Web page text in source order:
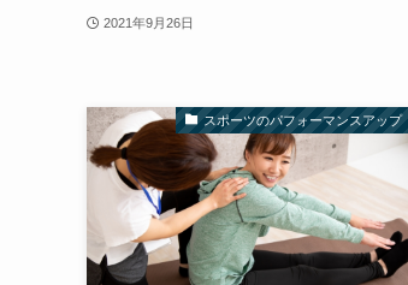
2021年9月26日
スポーツのパフォーマンスアップ